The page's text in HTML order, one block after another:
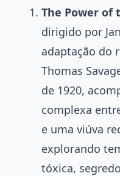
The Power of
dirigido por
adaptação do
Thomas
de 1920,
complexa
e uma viúva
explorando
tóxica,